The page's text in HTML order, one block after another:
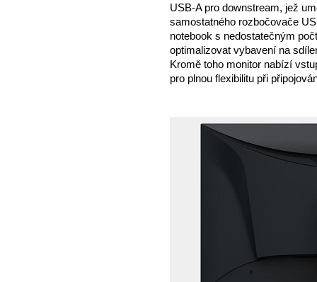
USB-A pro downstream, jež
samostatného rozbočovače
notebook s nedostatečným
optimalizovat vybavení na
Kromě toho monitor nabízí
pro plnou flexibilitu při